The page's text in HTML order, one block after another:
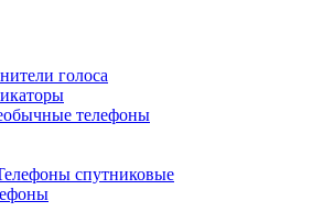
голоса
телефоны
спутниковые